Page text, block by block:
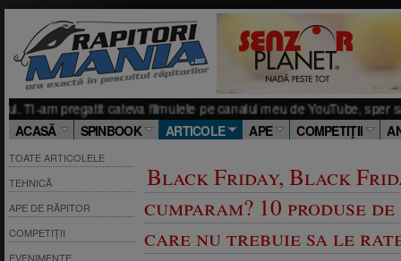
cateva filmulete pe canalul meu de YouTube, sper sa iti
ACASĂ
SPINBOOK ARTICOLE APE COMPETIŢII
TOATE ARTICOLELE
TEHNICĂ
APE DE RĂPITOR
COMPETIȚII
EVENIMENTE
Black Friday, Black
cumparam? 10 produse
care nu trebuie sa le